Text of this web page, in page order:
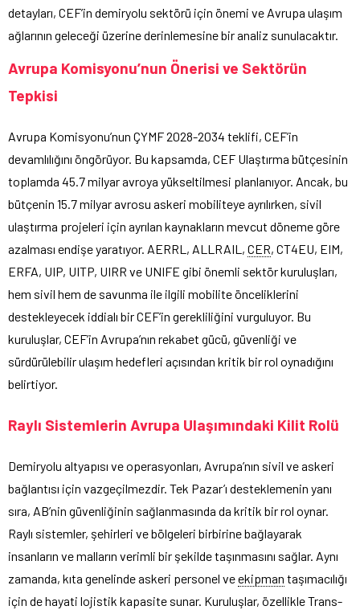
detayları, CEF’in demiryolu sektörü için önemi ve Avrupa ulaşım
ağlarının geleceği üzerine derinlemesine bir analiz sunulacaktır.
Avrupa Komisyonu’nun Önerisi ve Sektörün
Tepkisi
Avrupa Komisyonu’nun ÇYMF 2028-2034 teklifi, CEF’in
devamlılığını öngörüyor. Bu kapsamda, CEF Ulaştırma bütçesinin
toplamda 45.7 milyar avroya yükseltilmesi planlanıyor. Ancak, bu
bütçenin 15.7 milyar avrosu askeri mobiliteye ayrılırken, sivil
ulaştırma projeleri için ayrılan kaynakların mevcut döneme göre
azalması endişe yaratıyor. AERRL, ALLRAIL, CER, CT4EU, EIM,
ERFA, UIP, UITP, UIRR ve UNIFE gibi önemli sektör kuruluşları,
hem sivil hem de savunma ile ilgili mobilite önceliklerini
destekleyecek iddialı bir CEF’in gerekliliğini vurguluyor. Bu
kuruluşlar, CEF’in Avrupa’nın rekabet gücü, güvenliği ve
sürdürülebilir ulaşım hedefleri açısından kritik bir rol oynadığını
belirtiyor.
Raylı Sistemlerin Avrupa Ulaşımındaki Kilit Rolü
Demiryolu altyapısı ve operasyonları, Avrupa’nın sivil ve askeri
bağlantısı için vazgeçilmezdir. Tek Pazar’ı desteklemenin yanı
sıra, AB’nin güvenliğinin sağlanmasında da kritik bir rol oynar.
Raylı sistemler, şehirleri ve bölgeleri birbirine bağlayarak
insanların ve malların verimli bir şekilde taşınmasını sağlar. Aynı
zamanda, kıta genelinde askeri personel veekipman taşımacılığı
için de hayati lojistik kapasite sunar. Kuruluşlar, özellikle Trans-